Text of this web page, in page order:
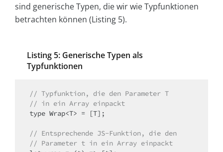
sind generische Typen, die wir wie Typfunktionen
betrachten können (Listing 5).
Listing 5: Generische Typen als
Typfunktionen
// Typfunktion, die den Parameter T
// in ein Array einpackt
type Wrap<T> = [T];
// Entsprechende JS-Funktion, die den
// Parameter t in ein Array einpackt